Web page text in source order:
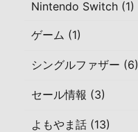
Nintendo Switch (1)
ゲーム (1)
シングルファザー (6)
セール情報 (3)
よもやま話 (13)